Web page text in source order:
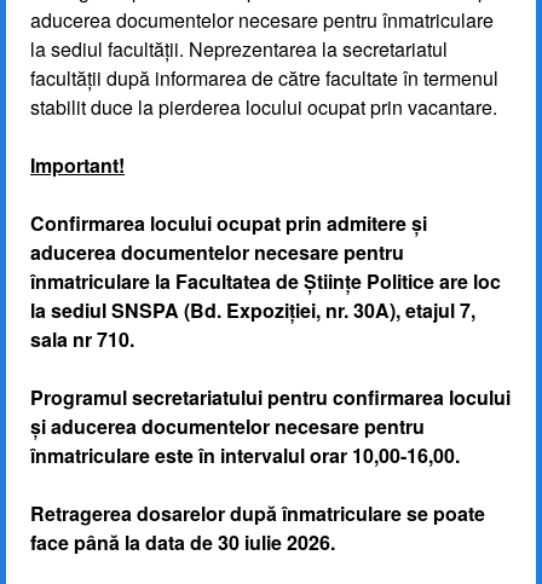
aducerea documentelor necesare pentru înmatriculare
la sediul facultății. Neprezentarea la secretariatul
facultății după informarea de către facultate în termenul
stabilit duce la pierderea locului ocupat prin vacantare.
Important!
Confirmarea locului ocupat prin admitere și
aducerea documentelor necesare pentru
înmatriculare la Facultatea de Științe Politice are loc
la sediul SNSPA (Bd. Expoziției, nr. 30A), etajul 7,
sala nr 710.
Programul secretariatului pentru confirmarea locului
și aducerea documentelor necesare pentru
înmatriculare este în intervalul orar 10,00-16,00.
Retragerea dosarelor după înmatriculare se poate
face până la data de 30 iulie 2026.